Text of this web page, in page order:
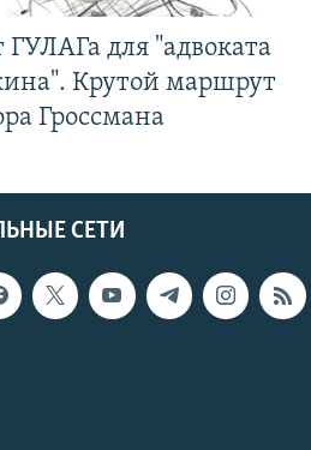
ГУЛАГа для "адвоката
Крутой маршрут
Гроссмана
СЕТИ